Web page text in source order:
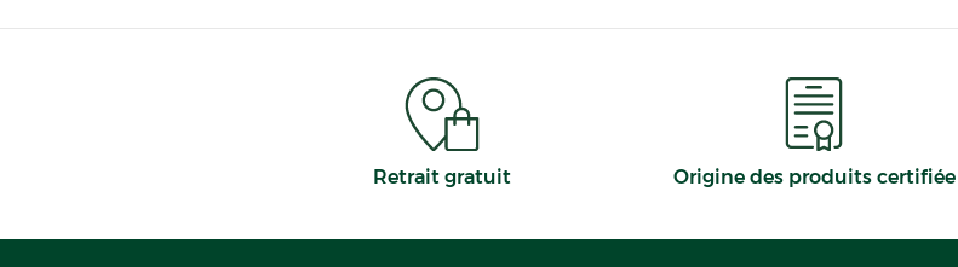
Retrait gratuit Origine des produits certifiée